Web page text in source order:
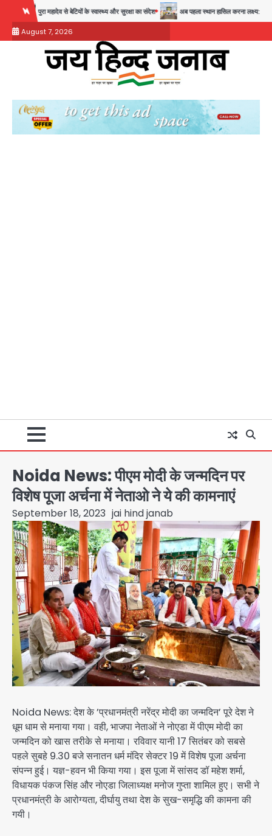
content
से बेटियों के स्वास्थ्य और सुरक्षा का संदेश अब पहला स्थान हासिल करना लक्ष्य: डीएम 28 साल
August 7, 2026
Noida News: पीएम मोदी के जन्मदिन पर
विशेष पूजा अर्चना में नेताओ ने ये की कामनाएं
September 18, 2023 jai hind janab
Noida News: देश के ’प्रधानमंत्री नरेंद्र मोदी का जन्मदिन’ पूरे देश ने
धूम धाम से मनाया गया। वही, भाजपा नेताओं ने नोएडा में पीएम मोदी का
जन्मदिन को खास तरीके से मनाया। रविवार यानी 17 सितंबर को सबसे
पहले सुबहे 9.30 बजे सनातन धर्म मंदिर सेक्टर 19 में विशेष पूजा अर्चना
संपन्न हुई। यज्ञ-हवन भी किया गया। इस पूजा में सांसद डॉ महेश शर्मा,
विधायक पंकज सिंह और नोएडा जिलाध्यक्ष मनोज गुप्ता शामिल हुए। सभी ने
प्रधानमंत्री के आरोग्यता, दीर्घायु तथा देश के सुख-समृद्धि की कामना की
गयी।